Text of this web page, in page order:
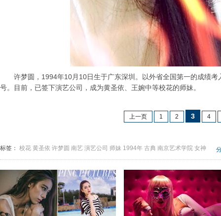
许梦圆，1994年10月10日生于广东深圳。以外省全国第一的成绩考
号。目前，已签下演艺公司，成为黄圣依、王婉中等校花的师妹。
上一页 1 2 3 4
标签： 校花 黄圣依 许梦圆 南艺 演艺公司 师妹 1994年 古典 南京艺术学院 女神